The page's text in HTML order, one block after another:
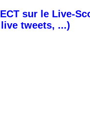
sur le Live-
live tweets, ...)